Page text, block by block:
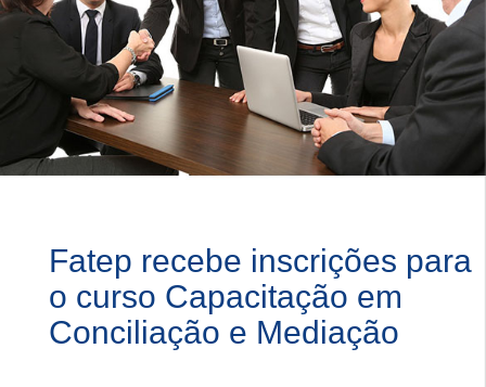
Fatep recebe inscrições para
o curso Capacitação em
Conciliação e Mediação